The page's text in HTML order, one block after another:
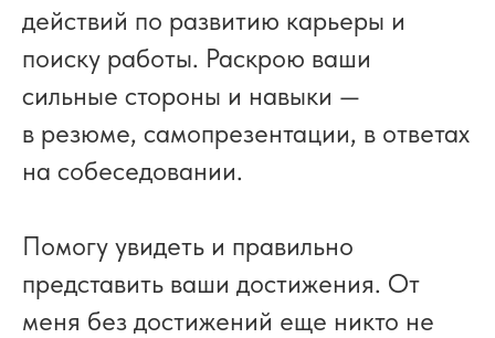
действий по развитию карьеры и
поиску работы. Раскрою ваши
сильные стороны и навыки —
в резюме, самопрезентации, в ответах
на собеседовании.
Помогу увидеть и правильно
представить ваши достижения. От
меня без достижений еще никто не